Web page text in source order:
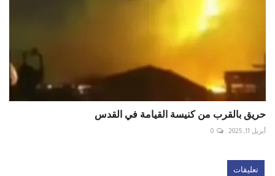
حريق بالقرب من كنيسة القيامة في القدس
أبريل 11, 2025 0
تعليقات